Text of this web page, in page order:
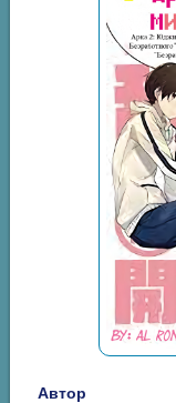
Автор